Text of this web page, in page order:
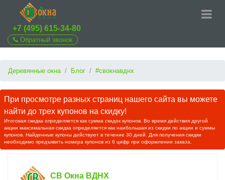
+7 (495) 615-34-80
Обратный звонок
Деревянные окна Блог #свокнавднх
При просмотре разных страниц нашего сайта вы можете
найти до трех купонов на скидку!
Итоговая скидка определяется как сумма скидок купонов. Во время действия другой
акции максимальная скидка определяется как наибольшая из скидки по акции и суммы
купонов. Найденные купоны действуют в течение 30 дней. Для получения скидки
необходимо предъявить номера купонов из 6 цифр при оформлении заказа.
СВ Окна ВДНХ